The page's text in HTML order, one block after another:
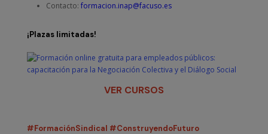
Contacto: formacion.inap@facuso.es
¡Plazas limitadas!
VER CURSOS
#FormaciónSindical #ConstruyendoFuturo